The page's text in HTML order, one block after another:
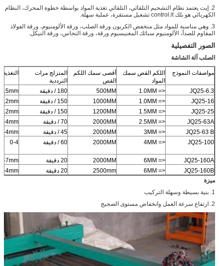
2. إيت يعتمد نظام التشحيم التلقائي، التلقائي تغذية المواد بواسطة خطوة المحرك، النظام
الكهربائي هو بلك control.it تشغيل مستقرة، عملية سهلة.
3. وهي مناسبة للمواد مثل منخفض الكربون ورقة الصلب، ورقة الألومنيوم، ورقة الفولاذ
المقاوم للصدأ، الألومنيوم سبائك المغنيسيوم ورقة، ورقة النحاس، ورقة النيكل.
الصور التفصيلية
الصلب آلة الشاشة
مواصفات النموذج
اللكم القص سمك
المواد
أقصى سمك اللكم
القص
المتزلج مرات
الترددية
JQ25-6.3
<= 1.0MM
500MM 180 / دقيقة
JQ25-16
<= 1.0MM
1000MM 150 / دقيقة
JQ25-25
<= 1.5MM
1200MM 150 / دقيقة
JQ25-63A
<= 2.5MM
2000MM 70 / دقيقة
0-4mm
JQ25-63 B
<= 3MM
2000MM 45 / دقيقة
0-4mm
JQ25-100
<= 4MM
2000MM 60 / دقيقة 0-4
JQ25-160A
<= 6MM
2000MM 20 دقيقة
0-7mm
JQ25-160B
<= 6MM
2500mm 20 دقيقة
0-4mm
ميزة
1. بنية بسيطة وسهلة التركيب
2. ارتفاع سرعة العمل وانخفاض مستوى الضجيج